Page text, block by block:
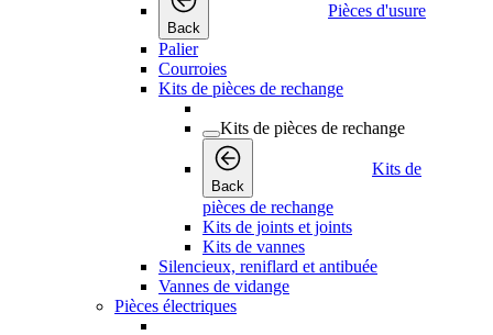
Back
Pièces d'usure
Palier
Courroies
Kits de pièces de rechange
Kits de pièces de rechange
Back
Kits de
pièces de rechange
Kits de joints et joints
Kits de vannes
Silencieux, reniflard et antibuée
Vannes de vidange
Pièces électriques